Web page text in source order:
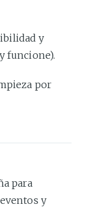
y
funcione).
por
para
y